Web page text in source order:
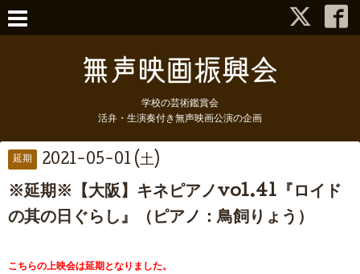
学校の芸術鑑賞会
活弁・生演奏付き無声映画公演の企画
延期 2021-05-01 (土)
※延期※【大阪】キネピアノvol.41『ロイド
の其の日ぐらし』（ピアノ：鳥飼りょう）
こちらの上映会は延期となりました。